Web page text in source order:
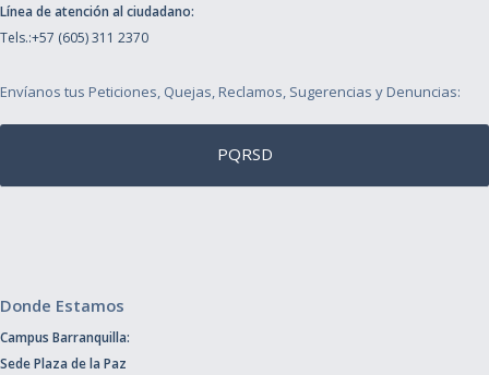
Línea de atención al ciudadano:
Tels.:+57 (605) 311 2370
Envíanos tus Peticiones, Quejas, Reclamos, Sugerencias y Denuncias:
PQRSD
Donde Estamos
Campus Barranquilla:
Sede Plaza de la Paz